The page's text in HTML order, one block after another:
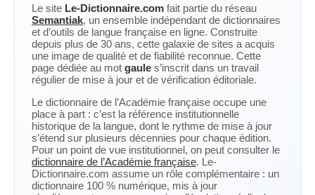
Le site Le-Dictionnaire.com fait partie du réseau
Semantiak, un ensemble indépendant de dictionnaires
et d’outils de langue française en ligne. Construite
depuis plus de 30 ans, cette galaxie de sites a acquis
une image de qualité et de fiabilité reconnue. Cette
page dédiée au mot gaule s’inscrit dans un travail
régulier de mise à jour et de vérification éditoriale.
Le dictionnaire de l’Académie française occupe une
place à part : c’est la référence institutionnelle
historique de la langue, dont le rythme de mise à jour
s’étend sur plusieurs décennies pour chaque édition.
Pour un point de vue institutionnel, on peut consulter le
dictionnaire de l’Académie française. Le-
Dictionnaire.com assume un rôle complémentaire : un
dictionnaire 100 % numérique, mis à jour